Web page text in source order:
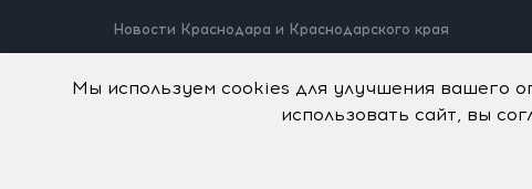
Новости Краснодара и Краснодарского края
Нашли ошибку? Выделите и нажмите Ctrl+Enter.
© Авторское право на систему визуализации
Мы используем cookies для улучшения вашего
использовать сайт, вы